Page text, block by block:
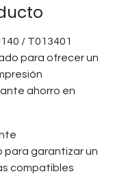
/ T013401
para ofrecer un
ahorro en
garantizar un
compatibles